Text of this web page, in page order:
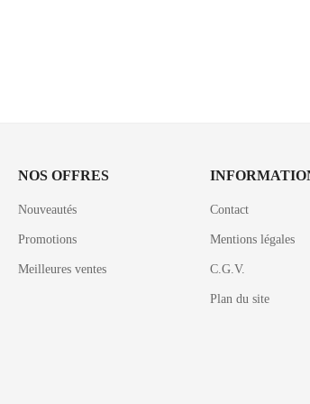
NOS OFFRES
Nouveautés
Promotions
Meilleures ventes
Contact
Mentions légales
C.G.V.
Plan du site